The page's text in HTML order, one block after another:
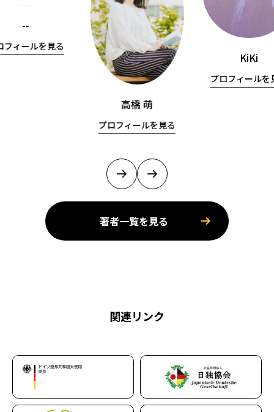
--
フィールを見る
高橋 萌
プロフィールを見る
KiKi
プロフィールを
著者一覧を見る
関連リンク